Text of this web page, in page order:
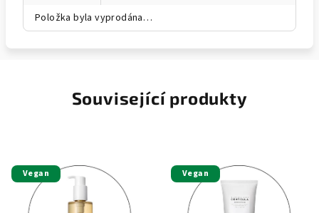
Položka byla vyprodána…
Související produkty
Vegan Vegan